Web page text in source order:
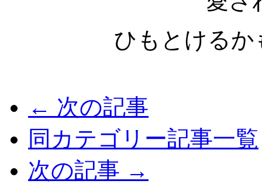
ひもとける
← 次の記事
同カテゴリー記事一覧
次の記事 →